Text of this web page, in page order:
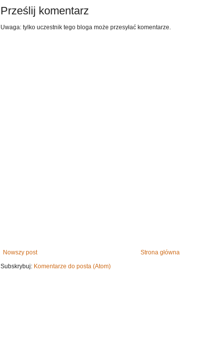
Prześlij komentarz
Uwaga: tylko uczestnik tego bloga może przesyłać komentarze.
Nowszy post
Strona główna
Subskrybuj: Komentarze do posta (Atom)